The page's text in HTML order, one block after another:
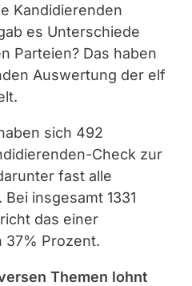
h
.
Kandidierenden
es Unterschiede
Parteien? Das haben
Auswertung der elf
sich 492
Check zur
fast alle
insgesamt 1331
das einer
37% Prozent.
Themen lohnt